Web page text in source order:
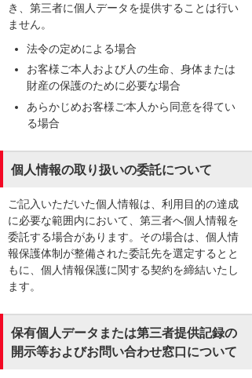
き、第三者に個人データを提供することは行い
ません。
法令の定めによる場合
お客様ご本人および人の生命、身体または
財産の保護のために必要な場合
あらかじめお客様ご本人から同意を得てい
る場合
個人情報の取り扱いの委託について
ご記入いただいた個人情報は、利用目的の達成
に必要な範囲内において、第三者へ個人情報を
委託する場合があります。その場合は、個人情
報保護体制が整備された委託先を選定するとと
もに、個人情報保護に関する契約を締結いたし
ます。
保有個人データまたは第三者提供記録の
開示等およびお問い合わせ窓口について